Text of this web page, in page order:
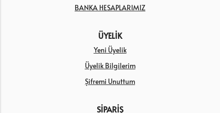
BANKA HESAPLARIMIZ
ÜYELİK
Yeni Üyelik
Üyelik Bilgilerim
Şifremi Unuttum
SİPARİŞ